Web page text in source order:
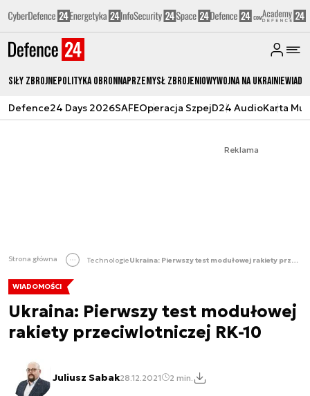
Siły zbrojnePolityka obronnaPrzemysł ZbrojeniowyWojna na Ukrainie
Defence24 Days 2026SAFEOperacja SzpejD24 AudioKarta
Reklama
Strona główna Technologie Ukraina: Pierwszy test modułowej rakiety przeciwlotniczej RK-10
WIADOMOŚCI
Ukraina: Pierwszy test modułowej
rakiety przeciwlotniczej RK-10
Juliusz Sabak28.12.2021 2 min.